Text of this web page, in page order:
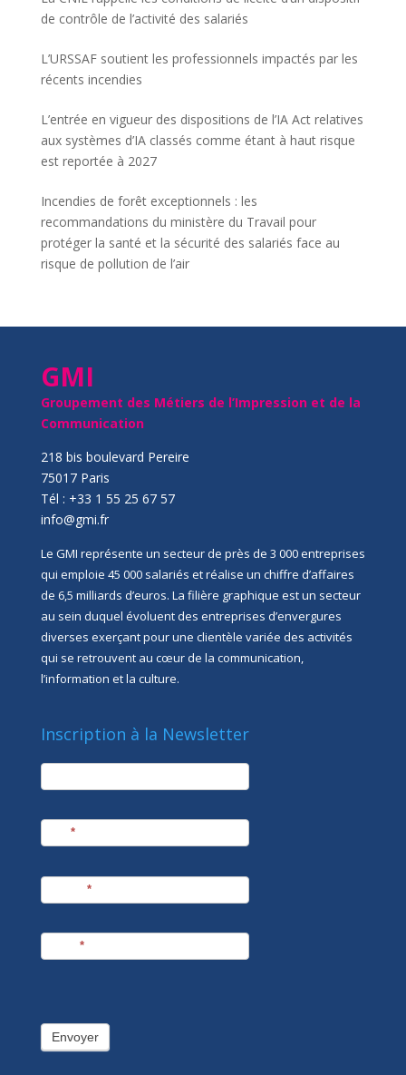
de contrôle de l’activité des salariés
L’URSSAF soutient les professionnels impactés par les
récents incendies
L’entrée en vigueur des dispositions de l’IA Act relatives
aux systèmes d’IA classés comme étant à haut risque
est reportée à 2027
Incendies de forêt exceptionnels : les
recommandations du ministère du Travail pour
protéger la santé et la sécurité des salariés face au
risque de pollution de l’air
GMI
Groupement des Métiers de l’Impression et de la
Communication
218 bis boulevard Pereire
75017 Paris
Tél : +33 1 55 25 67 57
info@gmi.fr
Le GMI représente un secteur de près de 3 000 entreprises
qui emploie 45 000 salariés et réalise un chiffre d’affaires
de 6,5 milliards d’euros. La filière graphique est un secteur
au sein duquel évoluent des entreprises d’envergures
diverses exerçant pour une clientèle variée des activités
qui se retrouvent au cœur de la communication,
l’information et la culture.
Inscription à la Newsletter
newsletter
*
*
*
Envoyer